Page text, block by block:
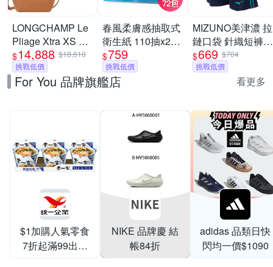
LONGCHAMP Le
Pliage Xtra XS 奔
馬烙印牛皮斜背水
餃包-多色可選
$14,888 $18,610
挑戰低價
春風柔膚感抽取式
衛生紙 110抽x24
包x3串/箱
$759
挑戰低價
MIZUNO美津濃 拉
鏈口袋 針織短褲
_32TBC533xx
$669 $704
挑戰低價
For You 品牌旗艦店 看更多
$1加購人氣零食
7折起滿99出貨
NIKE 品牌慶 結
帳84折
adidas 品類日快
閃均一價$1090